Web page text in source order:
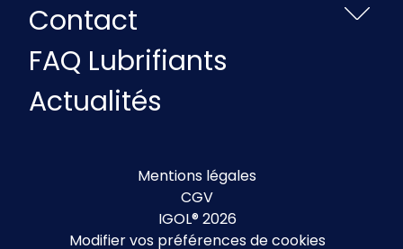
Contact
FAQ Lubrifiants
Actualités
Mentions légales
CGV
IGOL® 2026
Modifier vos préférences de cookies